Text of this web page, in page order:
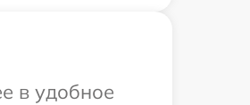
в удобное